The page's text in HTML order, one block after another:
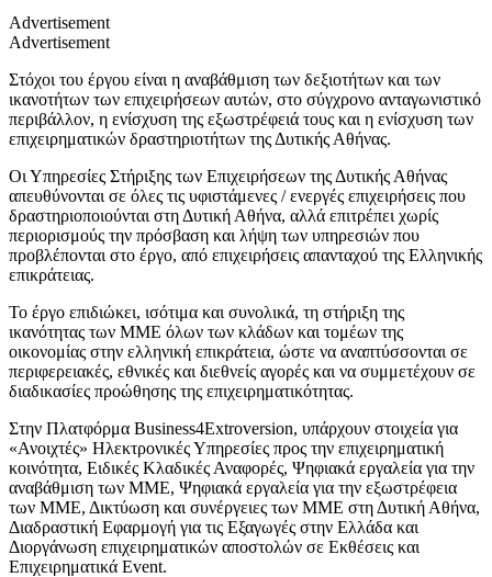
Advertisement
Advertisement
Στόχοι του έργου είναι η αναβάθμιση των δεξιοτήτων και των
ικανοτήτων των επιχειρήσεων αυτών, στο σύγχρονο ανταγωνιστικό
περιβάλλον, η ενίσχυση της εξωστρέφειά τους και η ενίσχυση των
επιχειρηματικών δραστηριοτήτων της Δυτικής Αθήνας.
Οι Υπηρεσίες Στήριξης των Επιχειρήσεων της Δυτικής Αθήνας
απευθύνονται σε όλες τις υφιστάμενες / ενεργές επιχειρήσεις που
δραστηριοποιούνται στη Δυτική Αθήνα, αλλά επιτρέπει χωρίς
περιορισμούς την πρόσβαση και λήψη των υπηρεσιών που
προβλέπονται στο έργο, από επιχειρήσεις απανταχού της Ελληνικής
επικράτειας.
Το έργο επιδιώκει, ισότιμα και συνολικά, τη στήριξη της
ικανότητας των ΜΜΕ όλων των κλάδων και τομέων της
οικονομίας στην ελληνική επικράτεια, ώστε να αναπτύσσονται σε
περιφερειακές, εθνικές και διεθνείς αγορές και να συμμετέχουν σε
διαδικασίες προώθησης της επιχειρηματικότητας.
Στην Πλατφόρμα Business4Extroversion, υπάρχουν στοιχεία για
«Ανοιχτές» Ηλεκτρονικές Υπηρεσίες προς την επιχειρηματική
κοινότητα, Ειδικές Κλαδικές Αναφορές, Ψηφιακά εργαλεία για την
αναβάθμιση των ΜΜΕ, Ψηφιακά εργαλεία για την εξωστρέφεια
των ΜΜΕ, Δικτύωση και συνέργειες των ΜΜΕ στη Δυτική Αθήνα,
Διαδραστική Εφαρμογή για τις Εξαγωγές στην Ελλάδα και
Διοργάνωση επιχειρηματικών αποστολών σε Εκθέσεις και
Επιχειρηματικά Event.